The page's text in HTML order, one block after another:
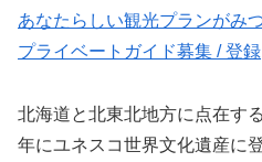
あなたらしい観光プランがみ
プライベートガイド募集 / 登録
北海道と北東北地方に点在す
年にユネスコ世界文化遺産に